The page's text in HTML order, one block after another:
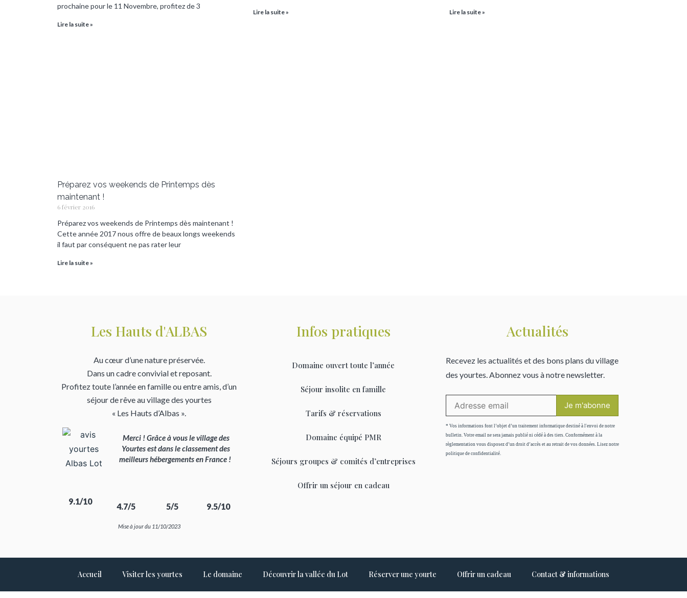
prochaine pour le 11 Novembre, profitez de 3
Lire la suite »
Lire la suite » Lire la suite »
Préparez vos weekends de Printemps dès
maintenant !
6 février 2016
Préparez vos weekends de Printemps dès maintenant !
Cette année 2017 nous offre de beaux longs weekends
il faut par conséquent ne pas rater leur
Lire la suite »
Les Hauts d'ALBAS
Au cœur d’une nature préservée.
Dans un cadre convivial et reposant.
Profitez toute l’année en famille ou entre amis, d’un
séjour de rêve au village des yourtes
« Les Hauts d’Albas ».
Merci ! Grâce à vous le village des
Yourtes est dans le classement des
meilleurs hébergements en France !
9.1/10
4.7/5 5/5 9.5/10
Mise à jour du 11/10/2023
Infos pratiques
Domaine ouvert toute l’année
Séjour insolite en famille
Tarifs & réservations
Domaine équipé PMR
Séjours groupes & comités d’entreprises
Offrir un séjour en cadeau
Actualités
Recevez les actualités et des bons plans du village
des yourtes. Abonnez vous à notre newsletter.
* Vos informations font l’objet d’un traitement informatique destiné à l'envoi de notre
bulletin. Votre email ne sera jamais publié ni cédé à des tiers. Conformément à la
règlementation vous disposez d’un droit d’accès et au retrait de vos données. Lisez notre
politique de confidentialité.
Accueil Visiter les yourtes Le domaine Découvrir la vallée du Lot Réserver une yourte Offrir un cadeau Contact & informations